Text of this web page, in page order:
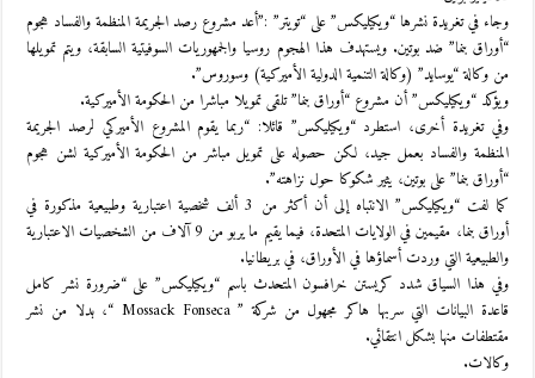
وجاء في تغريدة نشرها “ويكيليكس” على “تويتر” :”أعد مشروع رصد الجريمة المنظمة والفساد هجوم
“أوراق بنما” ضد بوتين. ويستهدف هذا الهجوم روسيا والجمهوريات السوفيتية السابقة، ويتم تمويلها
من وكالة “يوسايد” (وكالة التنمية الدولية الأميركية) وسوروس”.
ويؤكد “ويكيليكس” أن مشروع “أوراق بنما” تلقى تمويلا مباشرا من الحكومة الأميركية.
وفي تغريدة أخرى، استطرد “ويكيليكس” قائلا: “ربما يقوم المشروع الأميركي لرصد الجريمة
المنظمة والفساد بعمل جيد، لكن حصوله على تمويل مباشر من الحكومة الأميركية لشن هجوم
“أوراق بنما” على بوتين، يثير شكوكا حول نزاهته”.
كما لفت “ويكيليكس” الانتباه إلى أن أكثر من 3 ألف شخصية اعتبارية وطبيعية مذكورة في
أوراق بنما، مقيمين في الولايات المتحدة، فيما يقيم ما يربو من 9 آلاف من الشخصيات الاعتبارية
والطبيعية التي وردت أسماؤها في الأوراق، في بريطانيا.
وفي هذا السياق شدد كريستن خرافسون المتحدث باسم “ويكيليكس” على “ضرورة نشر كامل
قاعدة البيانات التي سربها هاكر مجهول من شركة ” Mossack Fonseca “، بدلا من نشر
مقتطفات منها بشكل انتقائي.
وكالات.